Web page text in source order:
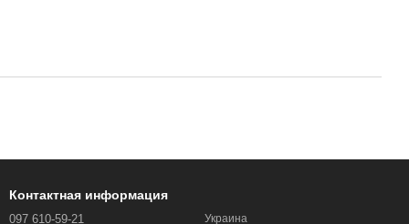
Контактная информация
097 610-59-21 Украина